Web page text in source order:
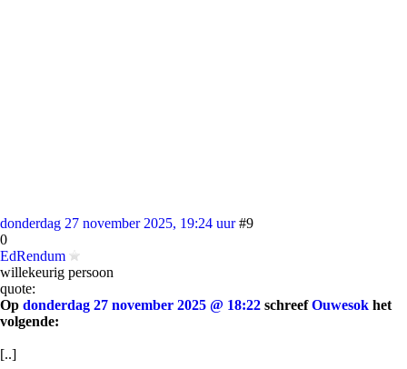
donderdag 27 november 2025, 19:24 uur #9
0
EdRendum
willekeurig persoon
quote:
Op donderdag 27 november 2025 @ 18:22 schreefOuwesok het
volgende:
[..]